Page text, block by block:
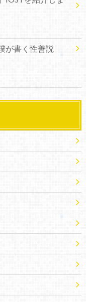
が書く性善説